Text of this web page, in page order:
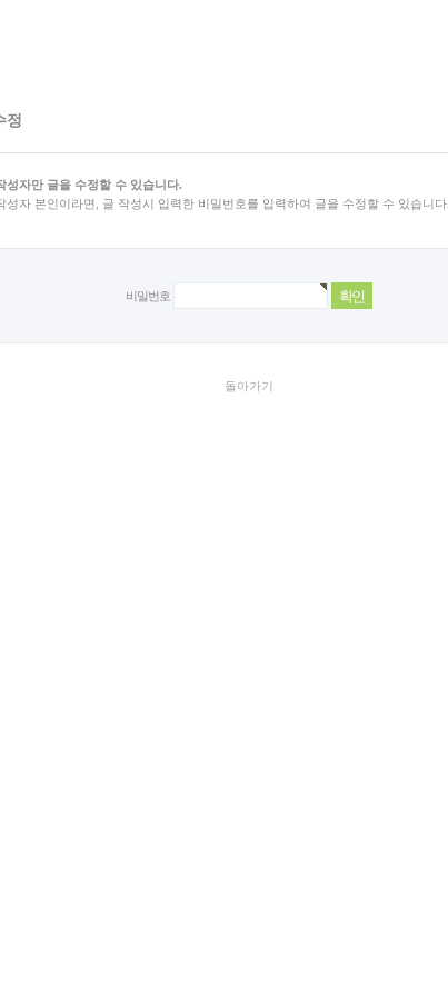
정
성자만 글을 수정할 수 있습니다.
성자 본인이라면, 글 작성시 입력한 비밀번호를 입력하여 글을 수정할 수 있습니다.
비밀번호
돌아가기